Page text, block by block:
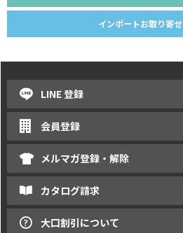
インポートお取り寄
LINE 登録
会員登録
メルマガ登録・解除
カタログ請求
大口割引について